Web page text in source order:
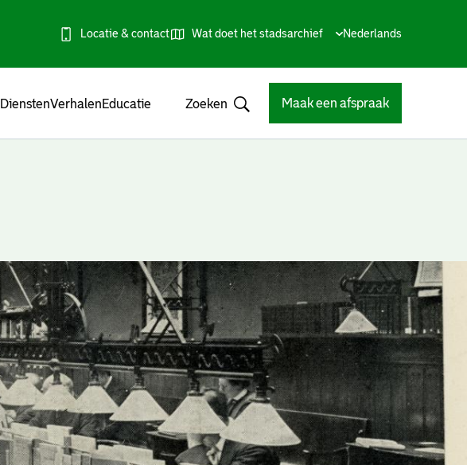
Locatie & contact Wat doet het stadsarchief
Huidige
Nederlands
DienstenVerhalenEducatie Zoeken Maak een afspraak